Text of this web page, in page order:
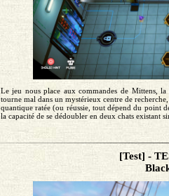
Le jeu nous place aux commandes de Mittens,
tourne mal dans un mystérieux centre de
quantique ratée (ou réussie, tout dépend du point
la capacité de se dédoubler en deux chats existant
[Test] -